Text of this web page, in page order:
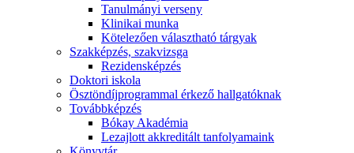
Tanulmányi verseny
Klinikai munka
Kötelezően választható tárgyak
Szakképzés, szakvizsga
Rezidensképzés
Doktori iskola
Ösztöndíjprogrammal érkező hallgatóknak
Továbbképzés
Bókay Akadémia
Lezajlott akkreditált tanfolyamaink